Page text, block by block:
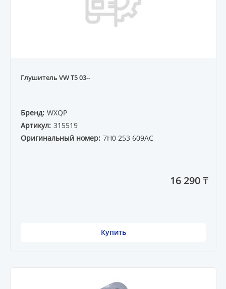
Глушитель VW T5 03--
Бренд: WXQP
Артикул: 315519
Оригинальный номер: 7H0 253 609AC
16 290 ₸
Купить